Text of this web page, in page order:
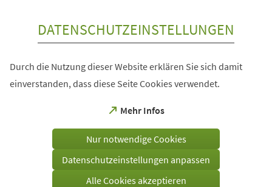
DATENSCHUTZEINSTELLUNGEN
Durch die Nutzung dieser Website erklären Sie sich damit
einverstanden, dass diese Seite Cookies verwendet.
Mehr Infos
(Öffnet
einem
Tab)
Nur notwendige Cookies
Datenschutzeinstellungen anpassen
Alle Cookies akzeptieren